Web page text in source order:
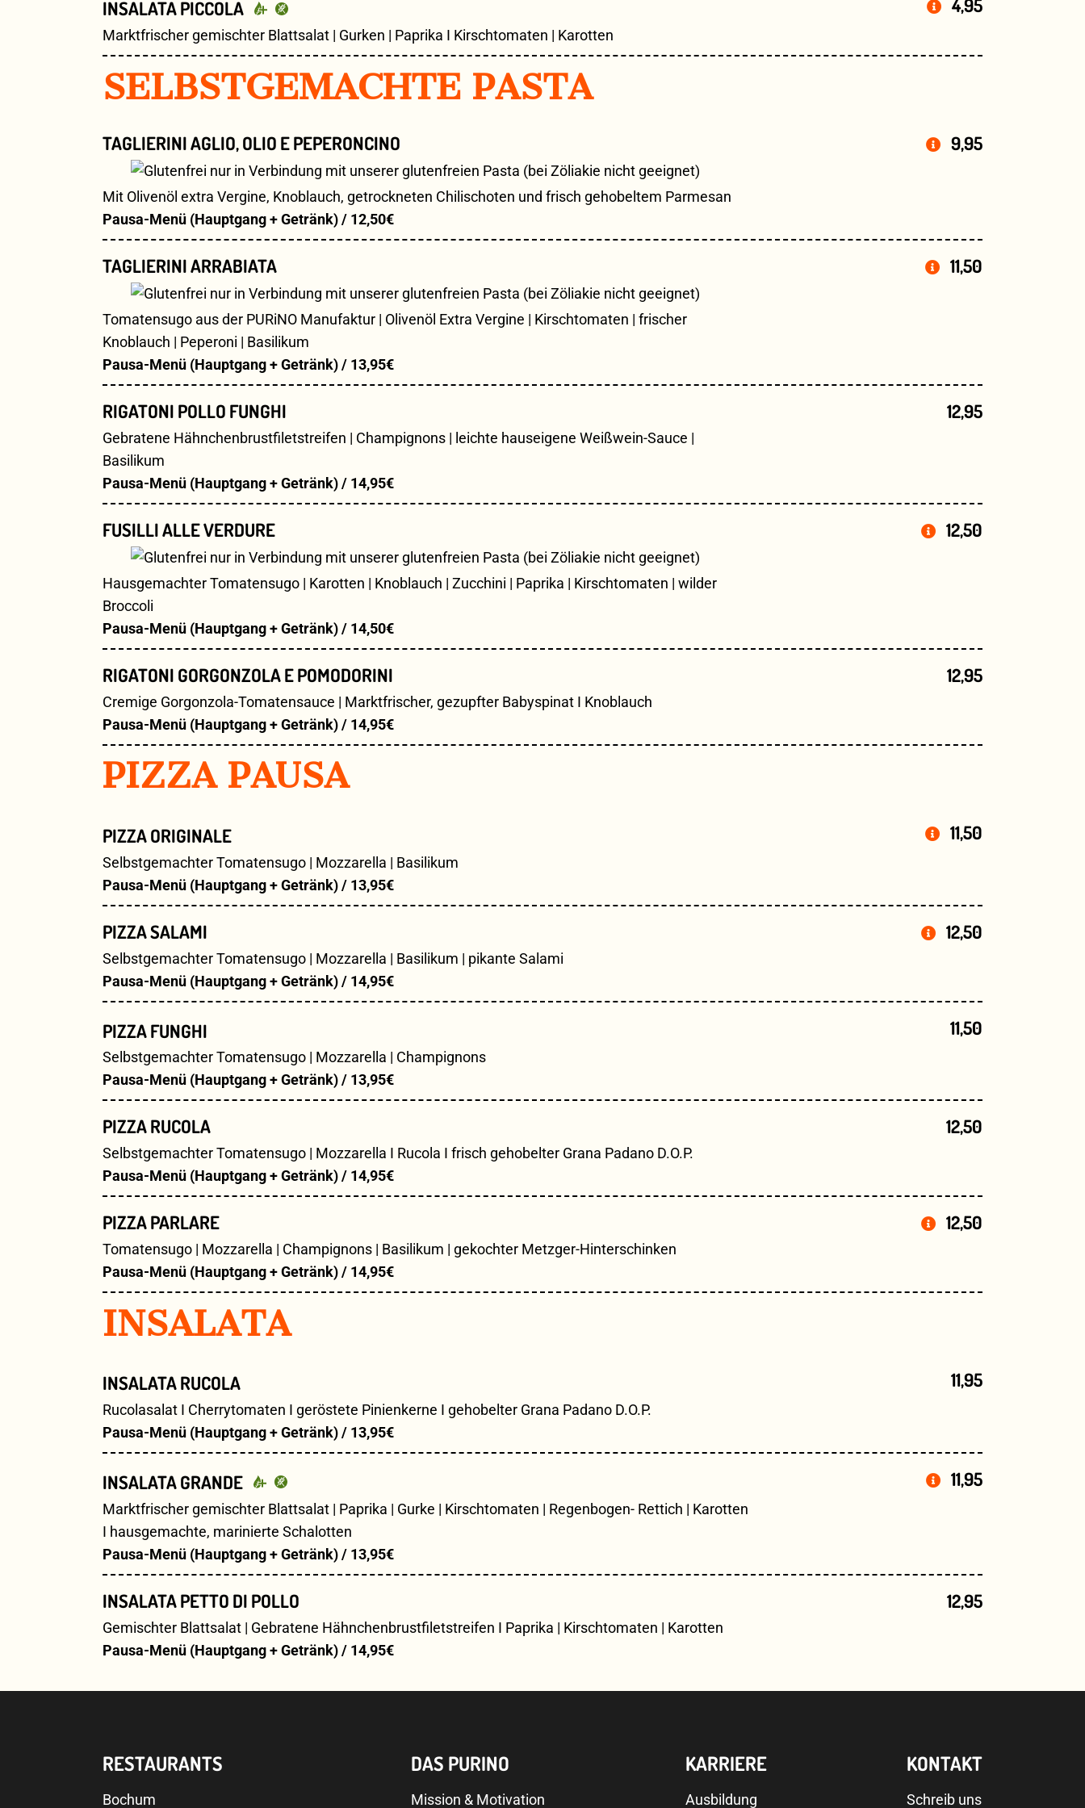
INSALATA PICCOLA 4,95
Marktfrischer gemischter Blattsalat | Gurken | Paprika I Kirschtomaten | Karotten
SELBSTGEMACHTE PASTA
TAGLIERINI AGLIO, OLIO E PEPERONCINO 9,95
Mit Olivenöl extra Vergine, Knoblauch, getrockneten Chilischoten und frisch gehobeltem Parmesan
Pausa-Menü (Hauptgang + Getränk) / 12,50€
TAGLIERINI ARRABIATA 11,50
Tomatensugo aus der PURiNO Manufaktur | Olivenöl Extra Vergine | Kirschtomaten | frischer
Knoblauch | Peperoni | Basilikum
Pausa-Menü (Hauptgang + Getränk) / 13,95€
RIGATONI POLLO FUNGHI 12,95
Gebratene Hähnchenbrustfiletstreifen | Champignons | leichte hauseigene Weißwein-Sauce |
Basilikum
Pausa-Menü (Hauptgang + Getränk) / 14,95€
FUSILLI ALLE VERDURE 12,50
Hausgemachter Tomatensugo | Karotten | Knoblauch | Zucchini | Paprika | Kirschtomaten | wilder
Broccoli
Pausa-Menü (Hauptgang + Getränk) / 14,50€
RIGATONI GORGONZOLA E POMODORINI 12,95
Cremige Gorgonzola-Tomatensauce | Marktfrischer, gezupfter Babyspinat I Knoblauch
Pausa-Menü (Hauptgang + Getränk) / 14,95€
PIZZA PAUSA
PIZZA ORIGINALE 11,50
Selbstgemachter Tomatensugo | Mozzarella | Basilikum
Pausa-Menü (Hauptgang + Getränk) / 13,95€
PIZZA SALAMI 12,50
Selbstgemachter Tomatensugo | Mozzarella | Basilikum | pikante Salami
Pausa-Menü (Hauptgang + Getränk) / 14,95€
PIZZA FUNGHI 11,50
Selbstgemachter Tomatensugo | Mozzarella | Champignons
Pausa-Menü (Hauptgang + Getränk) / 13,95€
PIZZA RUCOLA 12,50
Selbstgemachter Tomatensugo | Mozzarella I Rucola I frisch gehobelter Grana Padano D.O.P.
Pausa-Menü (Hauptgang + Getränk) / 14,95€
PIZZA PARLARE 12,50
Tomatensugo | Mozzarella | Champignons | Basilikum | gekochter Metzger-Hinterschinken
Pausa-Menü (Hauptgang + Getränk) / 14,95€
INSALATA
INSALATA RUCOLA 11,95
Rucolasalat I Cherrytomaten I geröstete Pinienkerne I gehobelter Grana Padano D.O.P.
Pausa-Menü (Hauptgang + Getränk) / 13,95€
INSALATA GRANDE 11,95
Marktfrischer gemischter Blattsalat | Paprika | Gurke | Kirschtomaten | Regenbogen- Rettich | Karotten
I hausgemachte, marinierte Schalotten
Pausa-Menü (Hauptgang + Getränk) / 13,95€
INSALATA PETTO DI POLLO 12,95
Gemischter Blattsalat | Gebratene Hähnchenbrustfiletstreifen I Paprika | Kirschtomaten | Karotten
Pausa-Menü (Hauptgang + Getränk) / 14,95€
RESTAURANTS
Bochum
DAS PURINO
Mission & Motivation
KARRIERE
Ausbildung
KONTAKT
Schreib uns